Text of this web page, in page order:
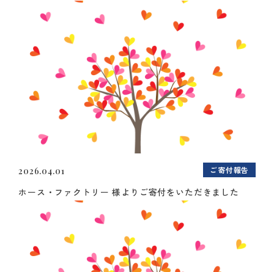
2026.04.01 ご寄付報告
ホース・ファクトリー 様よりご寄付をいただきました